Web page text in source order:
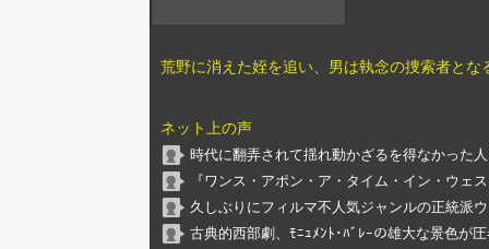
荒野に消えた姪を追い、男は執念の捜索者と
ネット上の声
時代に翻弄されて揺れ動かざるを得なかった
『ワンス・アポン・ア・タイム・イン・ウェ
久しぶりにフィルマ不人気ジャンルの正統派
古典的西部劇、ﾓﾆｭﾒﾝﾄ･ﾊﾞﾚｰの雄大な景色が